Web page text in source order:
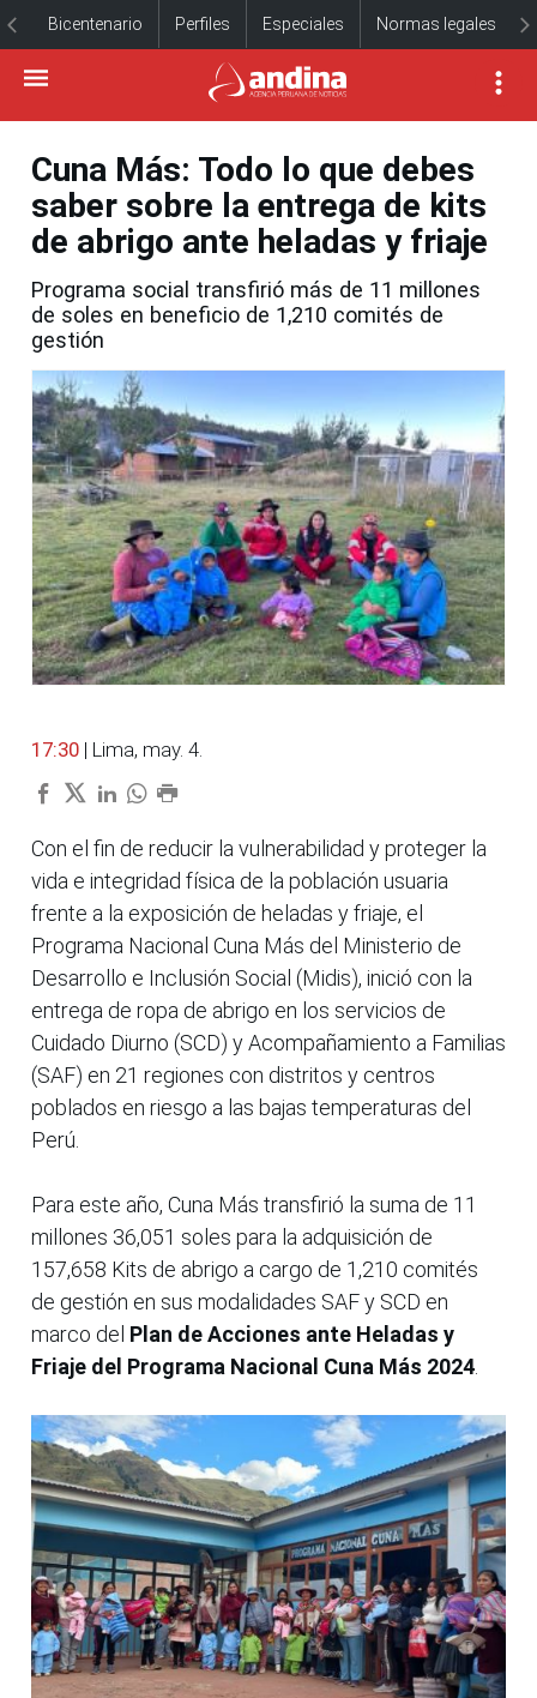
Bicentenario Perfiles Especiales Normas legales
Cuna Más: Todo lo que debes
saber sobre la entrega de kits
de abrigo ante heladas y friaje
Programa social transfirió más de 11 millones
de soles en beneficio de 1,210 comités de
gestión
17:30 | Lima, may. 4.
Con el fin de reducir la vulnerabilidad y proteger la
vida e integridad física de la población usuaria
frente a la exposición de heladas y friaje, el
Programa Nacional Cuna Más del Ministerio de
Desarrollo e Inclusión Social (Midis), inició con la
entrega de ropa de abrigo en los servicios de
Cuidado Diurno (SCD) y Acompañamiento a Familias
(SAF) en 21 regiones con distritos y centros
poblados en riesgo a las bajas temperaturas del
Perú.
Para este año, Cuna Más transfirió la suma de 11
millones 36,051 soles para la adquisición de
157,658 Kits de abrigo a cargo de 1,210 comités
de gestión en sus modalidades SAF y SCD en
marco del Plan de Acciones ante Heladas y
Friaje del Programa Nacional Cuna Más 2024